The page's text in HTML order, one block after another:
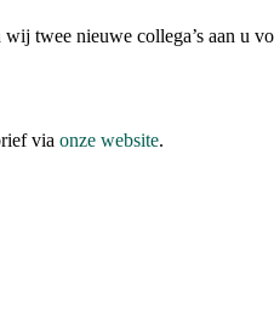
twee nieuwe collega’s aan u
via onze website.